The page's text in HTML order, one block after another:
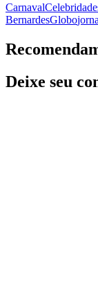
Carnaval
BernardesGlobo
Deixe seu